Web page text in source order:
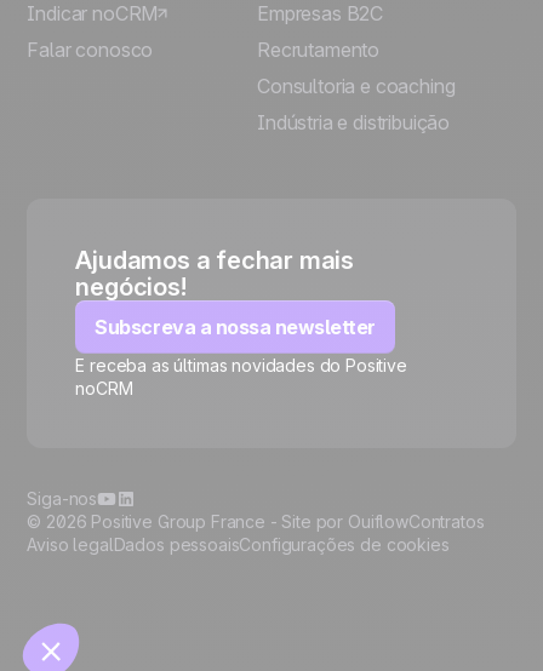
Manage cookies
Indicar noCRM
Falar conosco
Empresas B2C
Recrutamento
Consultoria e coaching
Indústria e distribuição
Ajudamos a fechar mais
negócios!
Subscreva a nossa newsletter
E receba as últimas novidades do Positive
noCRM
© 2026 Positive Group France - Site por OuiflowContratos
Aviso legalDados pessoaisConfigurações de cookies
Siga-nos